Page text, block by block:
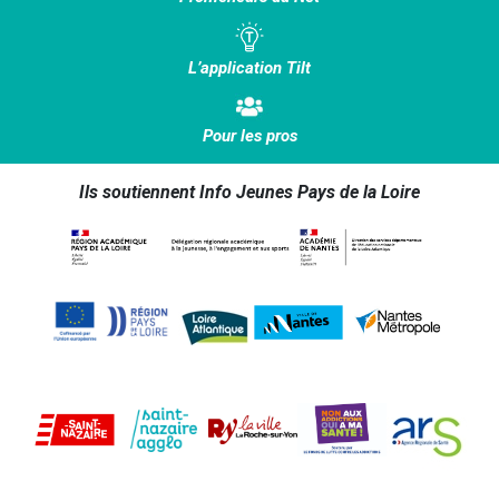
L’application Tilt
Pour les pros
Ils soutiennent Info Jeunes Pays de la Loire